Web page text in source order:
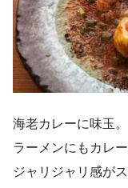
海老カレーに味玉。
ラーメンにもカレー
ジャリジャリ感が